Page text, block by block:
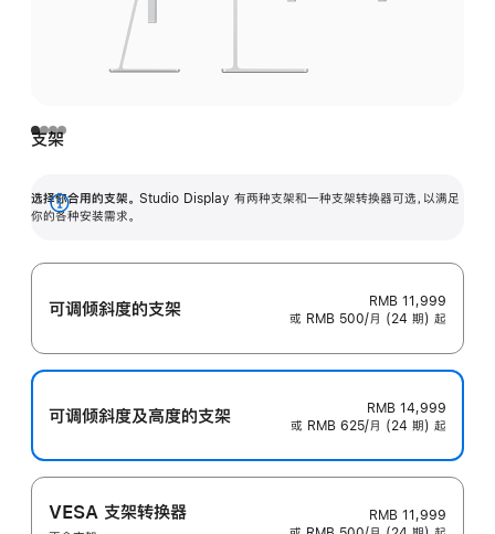
支架
选择你合用的支架。 Studio Display 有两种支架和一种支架转换器可选，以满足
你的各种安装需求。
展
可调倾斜度的支架
RMB 11,999
或 RMB 500/月 (24 期) 起
可调倾斜度及高‍度的支‍架
RMB 14,999
或 RMB 625/月 (24 期) 起
VESA 支架转换器
RMB 11,999